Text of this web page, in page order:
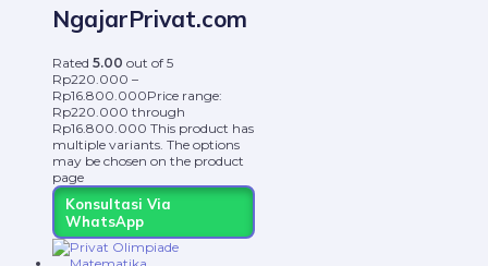
NgajarPrivat.com
Rated 5.00 out of 5
Rp220.000 –
Rp16.800.000Price range:
Rp220.000 through
Rp16.800.000 This product has
multiple variants. The options
may be chosen on the product
page
Konsultasi Via
WhatsApp